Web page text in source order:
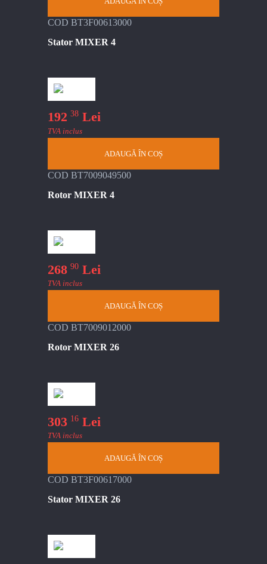
COD BT3F00613000
Stator MIXER 4
192 38 Lei
TVA inclus
ADAUGĂ ÎN COȘ
COD BT7009049500
Rotor MIXER 4
268 90 Lei
TVA inclus
ADAUGĂ ÎN COȘ
COD BT7009012000
Rotor MIXER 26
303 16 Lei
TVA inclus
ADAUGĂ ÎN COȘ
COD BT3F00617000
Stator MIXER 26